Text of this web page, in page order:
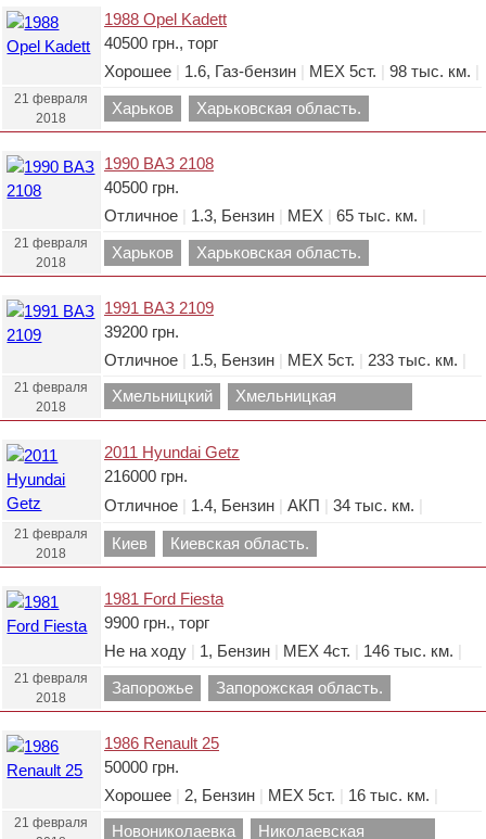
1988 Opel Kadett
40500 грн., торг
Хорошее
1.6, Газ-бензин МЕХ 5ст. 98 тыс. км.
21 февраля
2018
Харьков Харьковская область.
1990 ВАЗ 2108
40500 грн.
Отличное
1.3, Бензин МЕХ 65 тыс. км.
21 февраля
2018
Харьков Харьковская область.
1991 ВАЗ 2109
39200 грн.
Отличное
1.5, Бензин МЕХ 5ст. 233 тыс. км.
21 февраля
2018
Хмельницкий
Хмельницкая
область.
2011 Hyundai Getz
216000 грн.
Отличное
1.4, Бензин АКП 34 тыс. км.
21 февраля
2018
Киев Киевская область.
1981 Ford Fiesta
9900 грн., торг
Не на ходу
1, Бензин МЕХ 4ст. 146 тыс. км.
21 февраля
2018
Запорожье Запорожская область.
1986 Renault 25
50000 грн.
Хорошее
2, Бензин МЕХ 5ст. 16 тыс. км.
21 февраля
Новониколаевка
Николаевская